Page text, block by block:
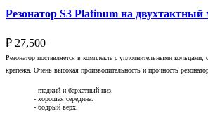
Резонатор S3 Platinum на двухтактный
₽ 27,500
Резонатор поставляется в комплекте с уплотнительными кольцами,
крепежа. Очень высокая производительность и прочность
- гладкий и бархатный низ.
- хорошая середина.
- бодрый верх.